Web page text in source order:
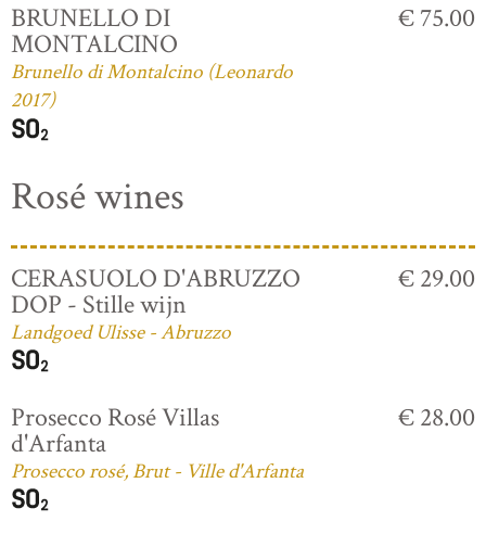
BRUNELLO DI
MONTALCINO
Brunello di Montalcino (Leonardo
2017)
€ 75.00
Rosé wines
CERASUOLO D'ABRUZZO
DOP - Stille wijn
Landgoed Ulisse - Abruzzo
€ 29.00
Prosecco Rosé Villas
d'Arfanta
Prosecco rosé, Brut - Ville d'Arfanta
€ 28.00